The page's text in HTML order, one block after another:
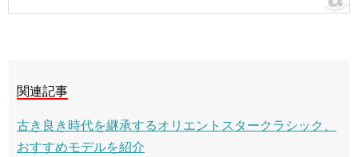
関連記事
古き良き時代を継承するオリエントスタークラシック、
おすすめモデルを紹介